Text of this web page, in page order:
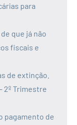
para
que já não
fiscais e
de extinção.
2º Trimestre
pagamento de